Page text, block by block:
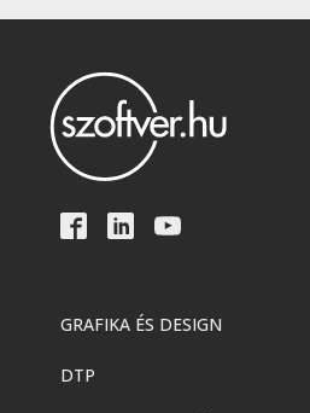
GRAFIKA ÉS DESIGN
DTP